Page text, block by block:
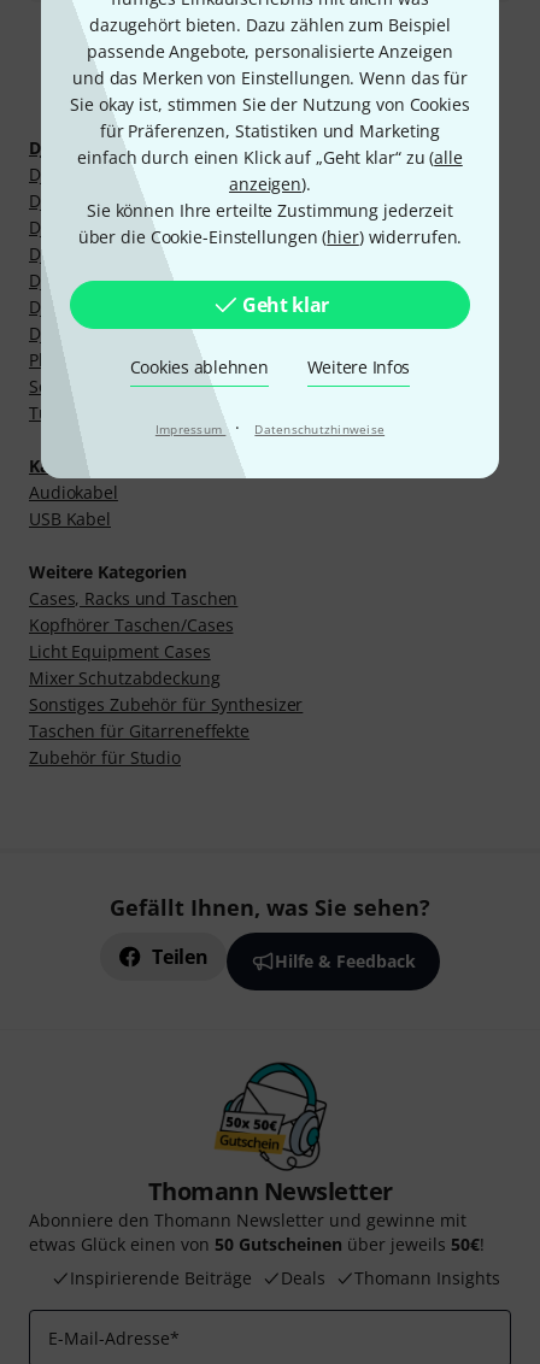
dazugehört bieten. Dazu zählen zum Beispiel
passende Angebote, personalisierte Anzeigen
und das Merken von Einstellungen. Wenn das für
Sie okay ist, stimmen Sie der Nutzung von Cookies
für Präferenzen, Statistiken und Marketing
einfach durch einen Klick auf „Geht klar“ zu (alle
anzeigen).
Sie können Ihre erteilte Zustimmung jederzeit
über die Cookie-Einstellungen (hier) widerrufen.
Geht klar
Cookies ablehnen Weitere Infos
Impressum · Datenschutzhinweise
Mehr entdecken
DJ-Equipment
DJ Controller Cases/Bags
DJ Laptop Ständer
DJ Mixer Cases/Bags
DJ Player Cases/Bags
DJ Setup Cases/Bags
DJ Tische/Möbel
DJ Tische/Möbel Zubehör
Platten, CD und Medien Cases/Bags
Schutzabdeckungen
Turntable Zubehör
Kabel und Stecker
Audiokabel
USB Kabel
Weitere Kategorien
Cases, Racks und Taschen
Kopfhörer Taschen/Cases
Licht Equipment Cases
Mixer Schutzabdeckung
Sonstiges Zubehör für Synthesizer
Taschen für Gitarreneffekte
Zubehör für Studio
Gefällt Ihnen, was Sie sehen?
Teilen Hilfe & Feedback
Thomann Newsletter
Abonniere den Thomann Newsletter und gewinne mit
etwas Glück einen von 50 Gutscheinen über jeweils 50€!
Inspirierende Beiträge
Deals Thomann Insights
E-Mail-Adresse*